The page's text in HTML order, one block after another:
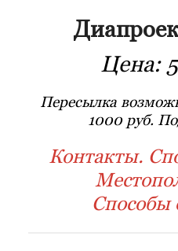
Цена:
Пересылка
1000 руб.
Контакты.
Способы